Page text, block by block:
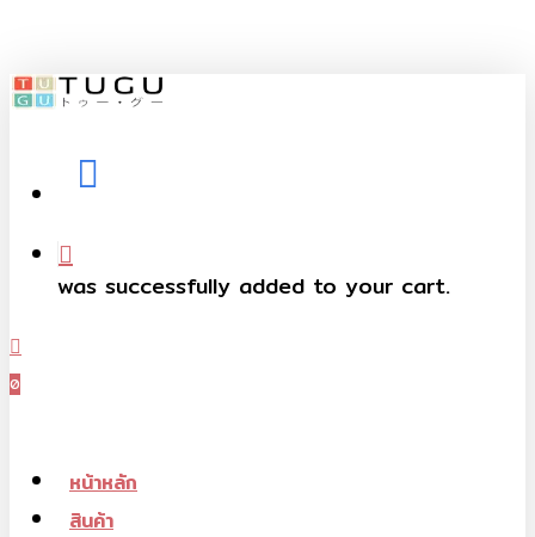
main
was successfully added to your cart.
Menu
0
หน้าหลัก
สินค้า